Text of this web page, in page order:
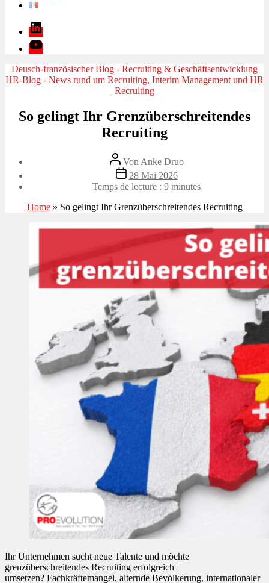
LinkedIn
Youtube
Kategorien
Deusch-französischer Blog - Recruiting & Geschäftsentwicklung
HR-Blog - News rund um Recruiting, Interim Management und HR
Recruiting
So gelingt Ihr Grenzüberschreitendes
Recruiting
Beitragsautor
Von Anke Druo
Veröffentlichungsdatum
28 Mai 2026
Temps de lecture : 9 minutes
Home» So gelingt Ihr Grenzüberschreitendes Recruiting
Ihr Unternehmen sucht neue Talente und möchte
grenzüberschreitendes Recruiting erfolgreich
umsetzen? Fachkräftemangel, alternde Bevölkerung, internationaler